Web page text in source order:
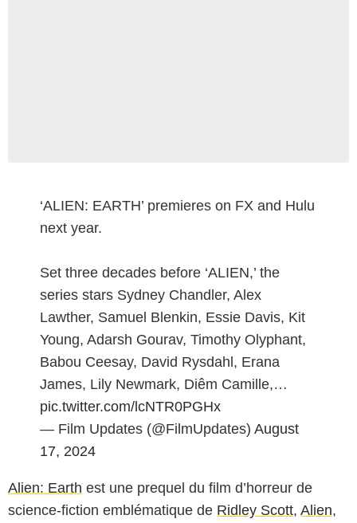
‘ALIEN: EARTH’ premieres on FX and Hulu
next year.
Set three decades before ‘ALIEN,’ the
series stars Sydney Chandler, Alex
Lawther, Samuel Blenkin, Essie Davis, Kit
Young, Adarsh Gourav, Timothy Olyphant,
Babou Ceesay, David Rysdahl, Erana
James, Lily Newmark, Diêm Camille,…
pic.twitter.com/lcNTR0PGHx
— Film Updates (@FilmUpdates) August
17, 2024
Alien: Earth est une prequel du film d’horreur de
science-fiction emblématique de Ridley Scott, Alien,